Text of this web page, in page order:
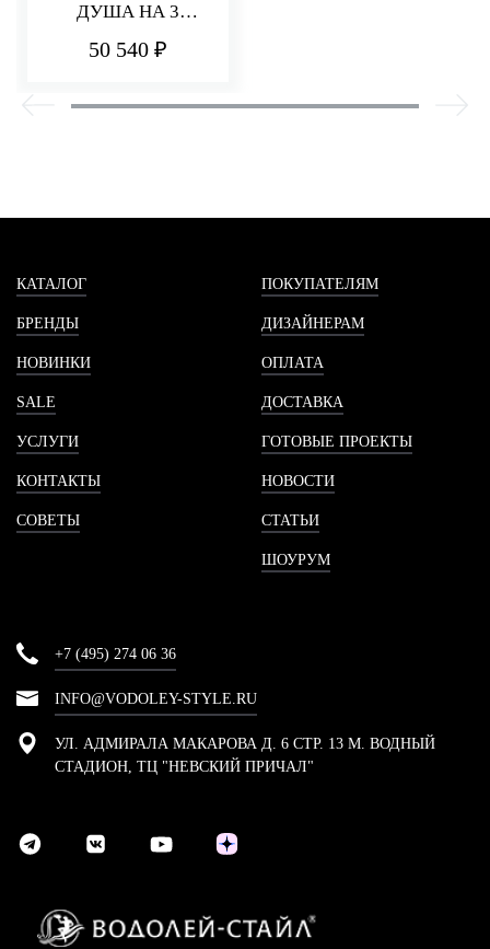
ДУША НА 3
ПОТРЕБИТЕЛЯ Q30
50 540 ₽
КАТАЛОГ
БРЕНДЫ
НОВИНКИ
SALE
УСЛУГИ
КОНТАКТЫ
СОВЕТЫ
ПОКУПАТЕЛЯМ
ДИЗАЙНЕРАМ
ОПЛАТА
ДОСТАВКА
ГОТОВЫЕ ПРОЕКТЫ
НОВОСТИ
СТАТЬИ
ШОУРУМ
+7 (495) 274 06 36
INFO@VODOLEY-STYLE.RU
УЛ. АДМИРАЛА МАКАРОВА Д. 6 СТР. 13 М. ВОДНЫЙ
СТАДИОН, ТЦ "НЕВСКИЙ ПРИЧАЛ"